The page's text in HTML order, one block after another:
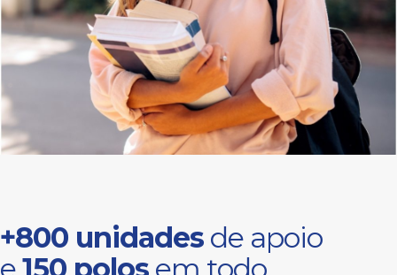
+800 unidades de apoio
e150 polos em todo